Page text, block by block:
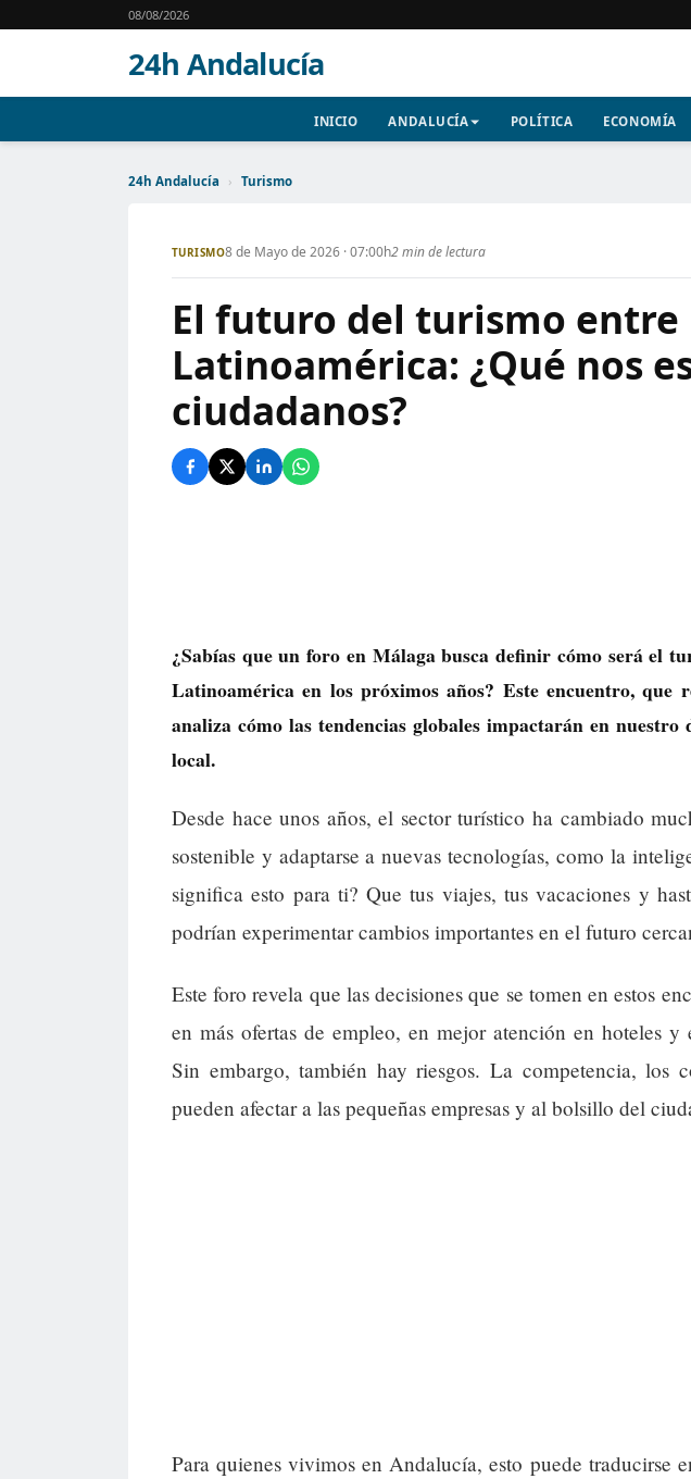
08/08/2026
24h Andalucía
INICIO ANDALUCÍA POLÍTICA ECONOMÍA
24h Andalucía › Turismo
TURISMO8 de Mayo de 2026 · 07:00h2 min de lectura
El futuro del turismo entre
Latinoamérica: ¿Qué nos
ciudadanos?
¿Sabías que un foro en Málaga busca definir cómo será el
Latinoamérica en los próximos años? Este encuentro, que
analiza cómo las tendencias globales impactarán en
local.
Desde hace unos años, el sector turístico ha cambiado
sostenible y adaptarse a nuevas tecnologías, como la
significa esto para ti? Que tus viajes, tus vacaciones y
podrían experimentar cambios importantes en el futuro
Este foro revela que las decisiones que se tomen en estos
en más ofertas de empleo, en mejor atención en hoteles y
Sin embargo, también hay riesgos. La competencia, los
pueden afectar a las pequeñas empresas y al bolsillo del
Para quienes vivimos en Andalucía, esto puede traducirse